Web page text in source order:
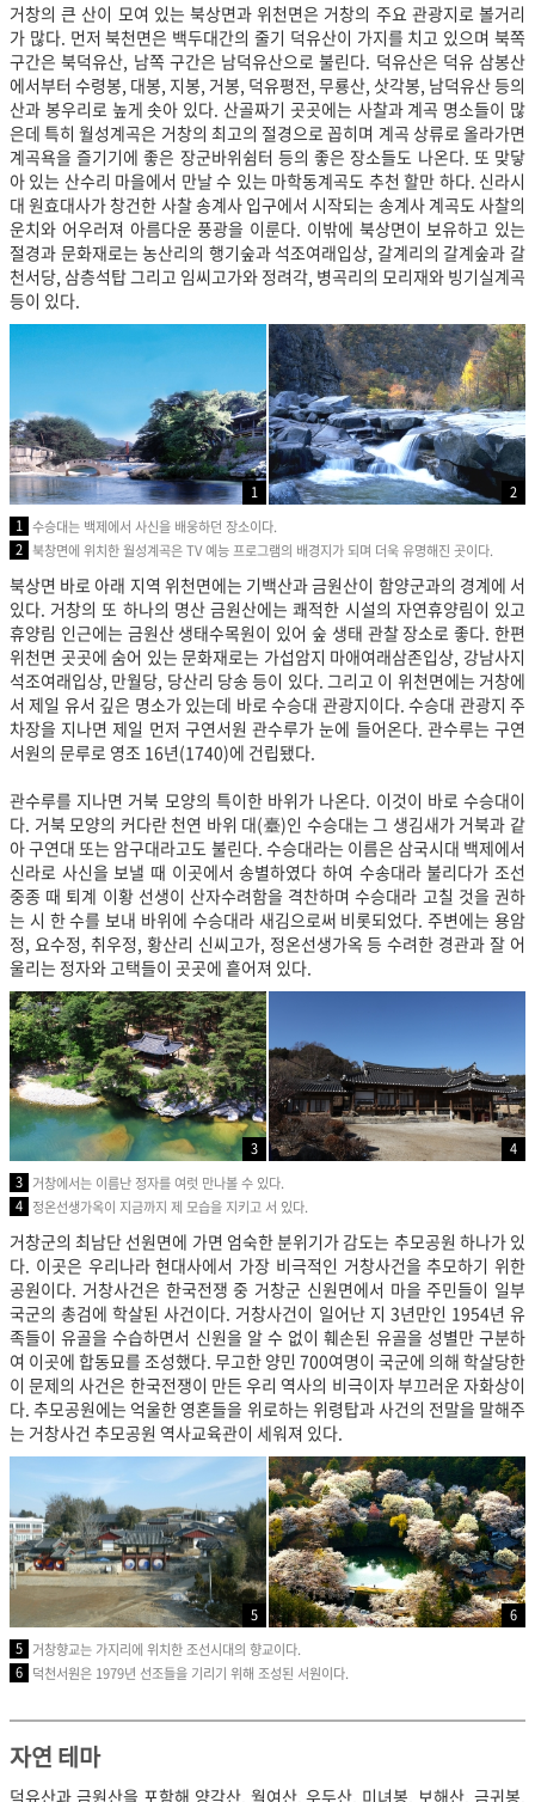
거창의 큰 산이 모여 있는 북상면과 위천면은 거창의 주요 관광지로 볼거리
가 많다. 먼저 북천면은 백두대간의 줄기 덕유산이 가지를 치고 있으며 북쪽
구간은 북덕유산, 남쪽 구간은 남덕유산으로 불린다. 덕유산은 덕유 삼봉산
에서부터 수령봉, 대봉, 지봉, 거봉, 덕유평전, 무룡산, 삿각봉, 남덕유산 등의
산과 봉우리로 높게 솟아 있다. 산골짜기 곳곳에는 사찰과 계곡 명소들이 많
은데 특히 월성계곡은 거창의 최고의 절경으로 꼽히며 계곡 상류로 올라가면
계곡욕을 즐기기에 좋은 장군바위쉼터 등의 좋은 장소들도 나온다. 또 맞닿
아 있는 산수리 마을에서 만날 수 있는 마학동계곡도 추천 할만 하다. 신라시
대 원효대사가 창건한 사찰 송계사 입구에서 시작되는 송계사 계곡도 사찰의
운치와 어우러져 아름다운 풍광을 이룬다. 이밖에 북상면이 보유하고 있는
절경과 문화재로는 농산리의 행기숲과 석조여래입상, 갈계리의 갈계숲과 갈
천서당, 삼층석탑 그리고 임씨고가와 정려각, 병곡리의 모리재와 빙기실계곡
등이 있다.
1
2
1 수승대는 백제에서 사신을 배웅하던 장소이다.
2 북창면에 위치한 월성계곡은 TV 예능 프로그램의 배경지가 되며 더욱 유명해진 곳이다.
북상면 바로 아래 지역 위천면에는 기백산과 금원산이 함양군과의 경계에 서
있다. 거창의 또 하나의 명산 금원산에는 쾌적한 시설의 자연휴양림이 있고
휴양림 인근에는 금원산 생태수목원이 있어 숲 생태 관찰 장소로 좋다. 한편
위천면 곳곳에 숨어 있는 문화재로는 가섭암지 마애여래삼존입상, 강남사지
석조여래입상, 만월당, 당산리 당송 등이 있다. 그리고 이 위천면에는 거창에
서 제일 유서 깊은 명소가 있는데 바로 수승대 관광지이다. 수승대 관광지 주
차장을 지나면 제일 먼저 구연서원 관수루가 눈에 들어온다. 관수루는 구연
서원의 문루로 영조 16년(1740)에 건립됐다.
관수루를 지나면 거북 모양의 특이한 바위가 나온다. 이것이 바로 수승대이
다. 거북 모양의 커다란 천연 바위 대(臺)인 수승대는 그 생김새가 거북과 같
아 구연대 또는 암구대라고도 불린다. 수승대라는 이름은 삼국시대 백제에서
신라로 사신을 보낼 때 이곳에서 송별하였다 하여 수송대라 불리다가 조선
중종 때 퇴계 이황 선생이 산자수려함을 격찬하며 수승대라 고칠 것을 권하
는 시 한 수를 보내 바위에 수승대라 새김으로써 비롯되었다. 주변에는 용암
정, 요수정, 취우정, 황산리 신씨고가, 정온선생가옥 등 수려한 경관과 잘 어
울리는 정자와 고택들이 곳곳에 흩어져 있다.
3
4
3 거창에서는 이름난 정자를 여럿 만나볼 수 있다.
4 정온선생가옥이 지금까지 제 모습을 지키고 서 있다.
거창군의 최남단 선원면에 가면 엄숙한 분위기가 감도는 추모공원 하나가 있
다. 이곳은 우리나라 현대사에서 가장 비극적인 거창사건을 추모하기 위한
공원이다. 거창사건은 한국전쟁 중 거창군 신원면에서 마을 주민들이 일부
국군의 총검에 학살된 사건이다. 거창사건이 일어난 지 3년만인 1954년 유
족들이 유골을 수습하면서 신원을 알 수 없이 훼손된 유골을 성별만 구분하
여 이곳에 합동묘를 조성했다. 무고한 양민 700여명이 국군에 의해 학살당한
이 문제의 사건은 한국전쟁이 만든 우리 역사의 비극이자 부끄러운 자화상이
다. 추모공원에는 억울한 영혼들을 위로하는 위령탑과 사건의 전말을 말해주
는 거창사건 추모공원 역사교육관이 세워져 있다.
5
6
5 거창향교는 가지리에 위치한 조선시대의 향교이다.
6 덕천서원은 1979년 선조들을 기리기 위해 조성된 서원이다.
자연 테마
덕유산과 금원산을 포함해 양각산, 월여산, 우두산, 미녀봉, 보해산, 금귀봉,